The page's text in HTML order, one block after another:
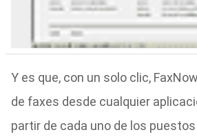
Y es que, con un solo clic,
de faxes desde cualquier
partir de cada uno de los